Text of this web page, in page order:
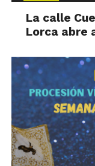
La calle
Lorca abre